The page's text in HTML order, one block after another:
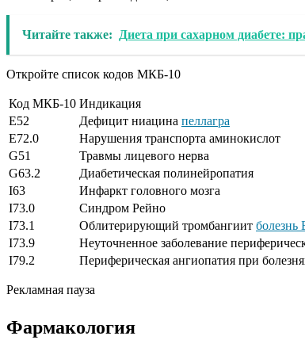
Читайте также: Диета при сахарном диабете:
Откройте список кодов МКБ-10
Код МКБ-10 Индикация
E52
Дефицит ниацина пеллагра
E72.0
Нарушения транспорта аминокислот
G51
Травмы лицевого нерва
G63.2
Диабетическая полинейропатия
I63
Инфаркт головного мозга
I73.0
Синдром Рейно
I73.1
Облитерирующий тромбангиит болезнь
I73.9
Неуточненное заболевание
I79.2
Периферическая ангиопатия при
Рекламная пауза
Фармакология